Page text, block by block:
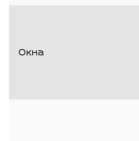
Окна